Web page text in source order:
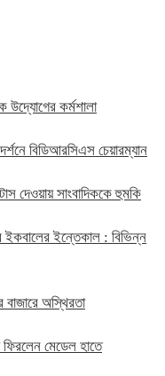
উদ্যোগের কর্মশালা
বিডিআরসিএস চেয়ারম্যান
দেওয়ায় সাংবাদিককে হুমকি
ইকবালের ইন্তেকাল : বিভিন্ন
বাজারে অস্থিরতা
মেডেল হাতে